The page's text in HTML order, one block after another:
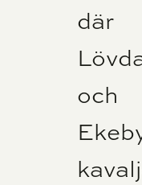
där
och